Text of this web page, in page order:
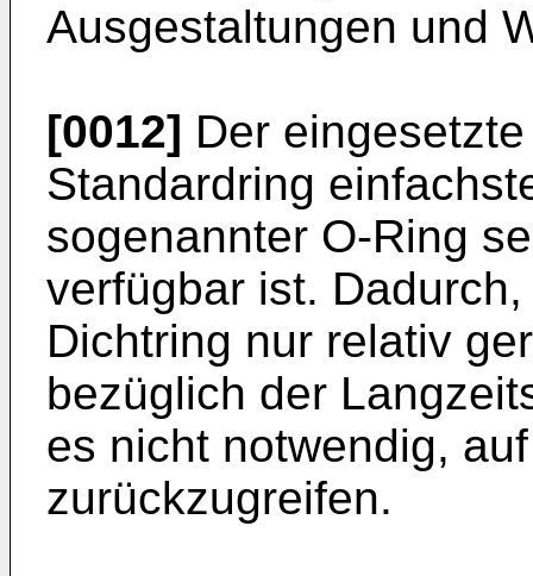
Ausgestaltungen und
[0012] Der
Standardring
sogenannter O-Ring
verfügbar ist.
Dichtring nur relativ
bezüglich der
es nicht notwendig,
zurückzugreifen.